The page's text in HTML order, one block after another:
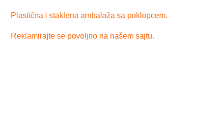
Plastična i staklena ambalaža sa poklopcem.
Reklamirajte se povoljno na našem sajtu.